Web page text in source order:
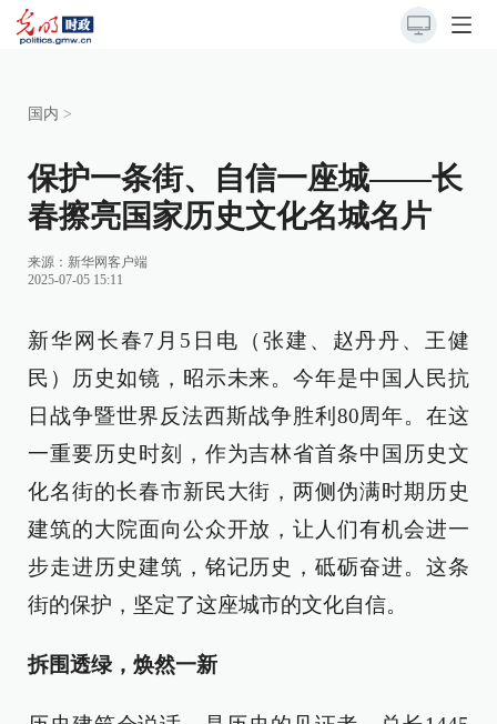
国内 >
保护一条街、自信一座城——长
春擦亮国家历史文化名城名片
来源： 新华网客户端
2025-07-05 15:11
新华网长春7月5日电（张建、赵丹丹、王健
民）历史如镜，昭示未来。今年是中国人民抗
日战争暨世界反法西斯战争胜利80周年。在这
一重要历史时刻，作为吉林省首条中国历史文
化名街的长春市新民大街，两侧伪满时期历史
建筑的大院面向公众开放，让人们有机会进一
步走进历史建筑，铭记历史，砥砺奋进。这条
街的保护，坚定了这座城市的文化自信。
拆围透绿，焕然一新